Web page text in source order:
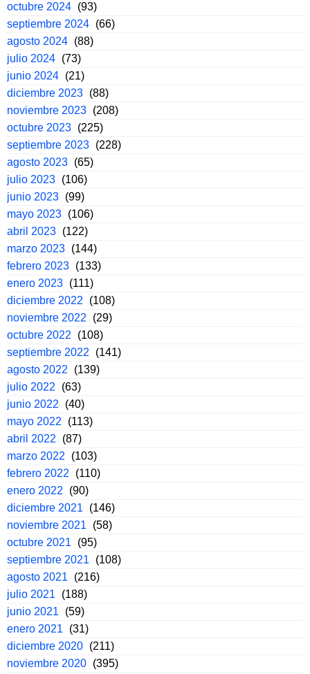
octubre 2024 (93)
septiembre 2024 (66)
agosto 2024 (88)
julio 2024 (73)
junio 2024 (21)
diciembre 2023 (88)
noviembre 2023 (208)
octubre 2023 (225)
septiembre 2023 (228)
agosto 2023 (65)
julio 2023 (106)
junio 2023 (99)
mayo 2023 (106)
abril 2023 (122)
marzo 2023 (144)
febrero 2023 (133)
enero 2023 (111)
diciembre 2022
(108)
noviembre 2022
(29)
octubre 2022
(108)
septiembre 2022
(141)
agosto 2022
(139)
julio 2022
(63)
junio 2022
(40)
mayo 2022
(113)
abril 2022
(87)
marzo 2022
(103)
febrero 2022
(110)
enero 2022
(90)
diciembre 2021
(146)
noviembre 2021
(58)
octubre 2021
(95)
septiembre 2021
(108)
agosto 2021
(216)
julio 2021
(188)
junio 2021
(59)
enero 2021
(31)
diciembre 2020 (211)
noviembre 2020 (395)